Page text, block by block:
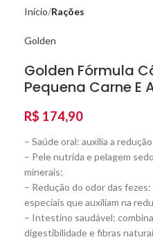
Início Rações
Golden
Golden Fórmula
Pequena Carne E
R$ 174,90
– Saúde oral: auxilia a
– Pele nutrida e pelagem
minerais;
– Redução do odor das
especiais que auxiliam na
– Intestino saudável:
digestibilidade e fibras